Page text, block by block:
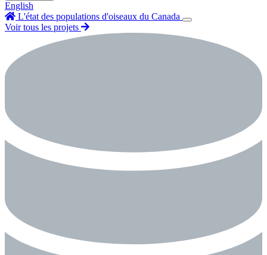
English
L'état des populations d'oiseaux du Canada
Voir tous les projets